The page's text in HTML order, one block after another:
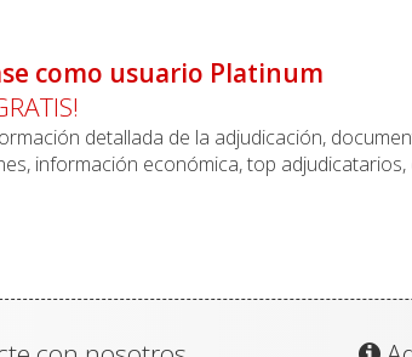
como usuario Platinum
detallada de la adjudicación,
información económica, top